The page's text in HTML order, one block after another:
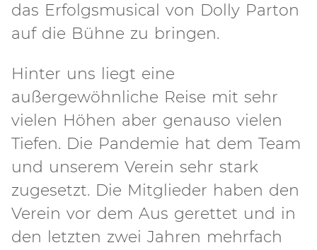
das Erfolgsmusical von Dolly Parton
auf die Bühne zu bringen.
Hinter uns liegt eine
außergewöhnliche Reise mit sehr
vielen Höhen aber genauso vielen
Tiefen. Die Pandemie hat dem Team
und unserem Verein sehr stark
zugesetzt. Die Mitglieder haben den
Verein vor dem Aus gerettet und in
den letzten zwei Jahren mehrfach